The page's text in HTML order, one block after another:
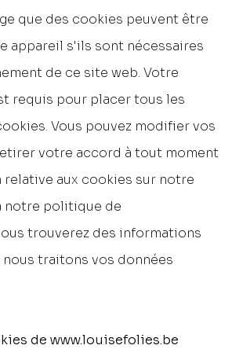
que des cookies peuvent être
appareil s'ils sont nécessaires
de ce site web. Votre
requis pour placer tous les
Vous pouvez modifier vos
votre accord à tout moment
aux cookies sur notre
notre politique de
trouverez des informations
traitons vos données
de www.louisefolies.be